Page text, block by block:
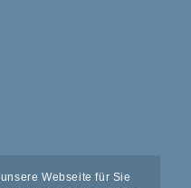
Webseite für Sie